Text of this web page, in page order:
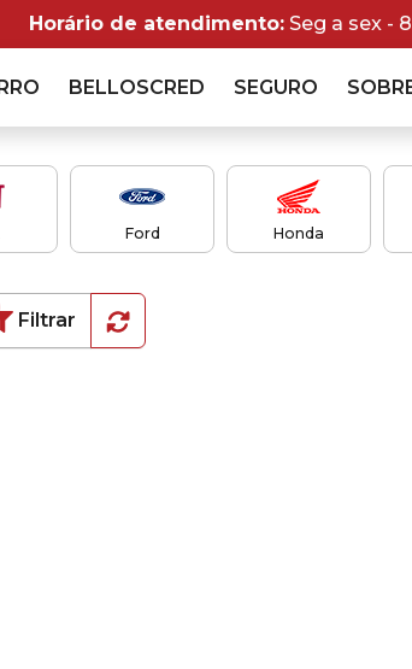
Horário de atendimento: Seg a sex -
BELLOSCRED SEGURO
Ford Honda
Filtrar